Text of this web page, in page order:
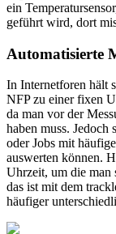
ein
geführt wird, dort
Automatisierte
In Internetforen hält
NFP zu einer fixen
da man vor der
haben muss. Jedoch
oder Jobs mit
auswerten können.
Uhrzeit, um die man
das ist mit dem
häufiger